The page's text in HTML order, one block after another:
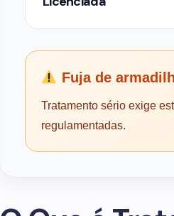
Fuja de
Tratamento sério exige
regulamentadas.